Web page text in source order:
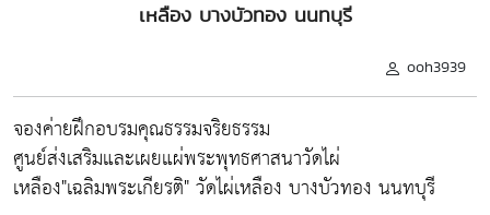
เหลือง บางบัวทอง นนทบุรี
ooh3939
จองค่ายฝึกอบรมคุณธรรมจริยธรรม
ศูนย์ส่งเสริมและเผยแผ่พระพุทธศาสนาวัดไผ่
เหลือง"เฉลิมพระเกียรติ" วัดไผ่เหลือง บางบัวทอง นนทบุรี